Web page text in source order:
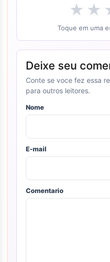
★ ★
Toque em uma
Deixe seu
Conte se voce fez essa
para outros leitores.
Nome
E-mail
Comentario